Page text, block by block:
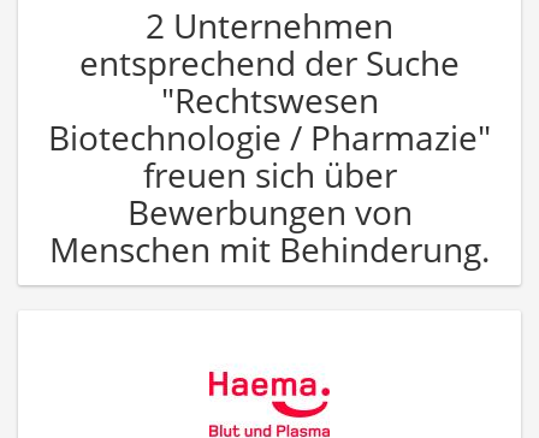
2 Unternehmen
entsprechend der Suche
"Rechtswesen
Biotechnologie / Pharmazie"
freuen sich über
Bewerbungen von
Menschen mit Behinderung.